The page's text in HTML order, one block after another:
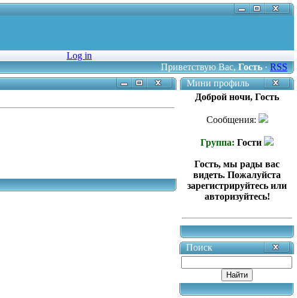
Log in
Приветствую Вас,Гость·RSS
Мини профиль
Доброй ночи, Гость
Сообщения:
Группа: Гости
Гость, мы рады вас
видеть. Пожалуйста
зарегистрируйтесь или
авторизуйтесь!
Поиск